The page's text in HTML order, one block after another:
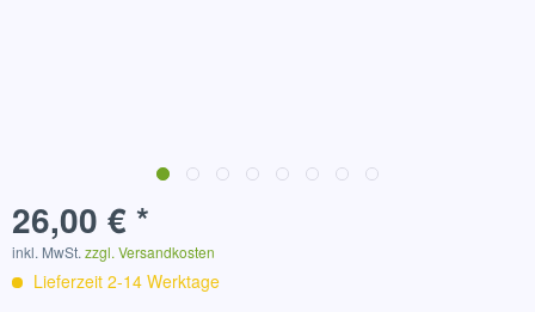
26,00 € *
inkl. MwSt. zzgl. Versandkosten
Lieferzeit 2-14 Werktage